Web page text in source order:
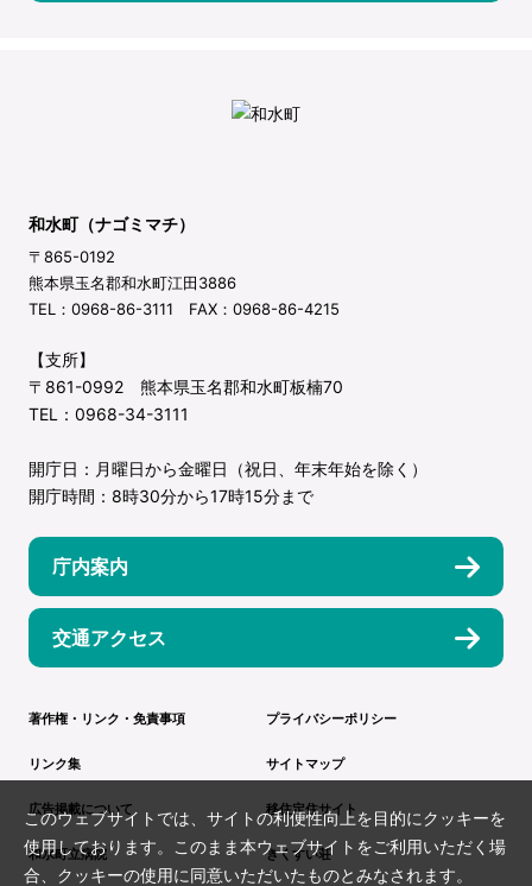
和水町（ナゴミマチ）
〒865-0192
熊本県玉名郡和水町江田3886
TEL：0968-86-3111 FAX：0968-86-4215
【支所】
〒861-0992 熊本県玉名郡和水町板楠70
TEL：0968-34-3111
開庁日：月曜日から金曜日（祝日、年末年始を除く）
開庁時間：8時30分から17時15分まで
庁内案内
交通アクセス
著作権・リンク・免責事項 プライバシーポリシー
リンク集 サイトマップ
広告掲載について 移住定住サイト
和水町立病院 きくすい荘
このウェブサイトでは、サイトの利便性向上を目的にクッキーを
使用しております。このまま本ウェブサイトをご利用いただく場
合、クッキーの使用に同意いただいたものとみなされます。